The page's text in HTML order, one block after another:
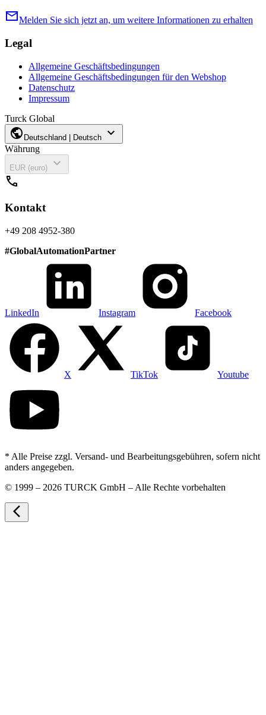
mailMelden Sie sich jetzt an, um weitere Informationen zu erhalten
Legal
Allgemeine Geschäftsbedingungen
Allgemeine Geschäftsbedingungen für den Webshop
Datenschutz
Impressum
Turck Global
public Deutschland | Deutsch expand_more
Währung
EUR (euro)
expand_more
call
Kontakt
+49 208 4952-380
#GlobalAutomationPartner
LinkedIn Instagram Facebook
X TikTok Youtube
* Alle Preise zzgl. Versand- und Bearbeitungsgebühren, sofern nicht
anders angegeben.
© 1999 – 2026 TURCK GmbH – Alle Rechte vorbehalten
arrow_back_ios_new